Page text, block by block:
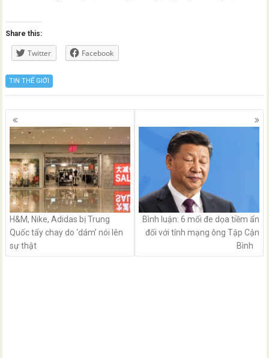
Share this:
Twitter Facebook
TIN THẾ GIỚI
Posts
navigation
H&M, Nike, Adidas bị Trung
Quốc tẩy chay do ‘dám’ nói lên
sự thật
Bình luận: 6 mối đe dọa tiềm ẩn
đối với tính mạng ông Tập Cận
Bình